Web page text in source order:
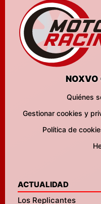
Quiénes
Gestionar cookies y
Política de
ACTUALIDAD
Los Replicantes